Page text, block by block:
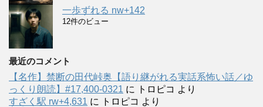
一歩ずれる nw+142
12件のビュー
最近のコメント
【名作】禁断の田代峠奥【語り継がれる実話系怖い話／ゆ
っくり朗読】#17,400-0321 に トロピコ より
すざく駅 rw+4,631 に トロピコ より